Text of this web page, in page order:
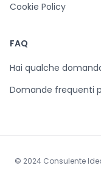
Cookie Policy
FAQ
Hai qualche
Domande frequenti
© 2024 Consulente